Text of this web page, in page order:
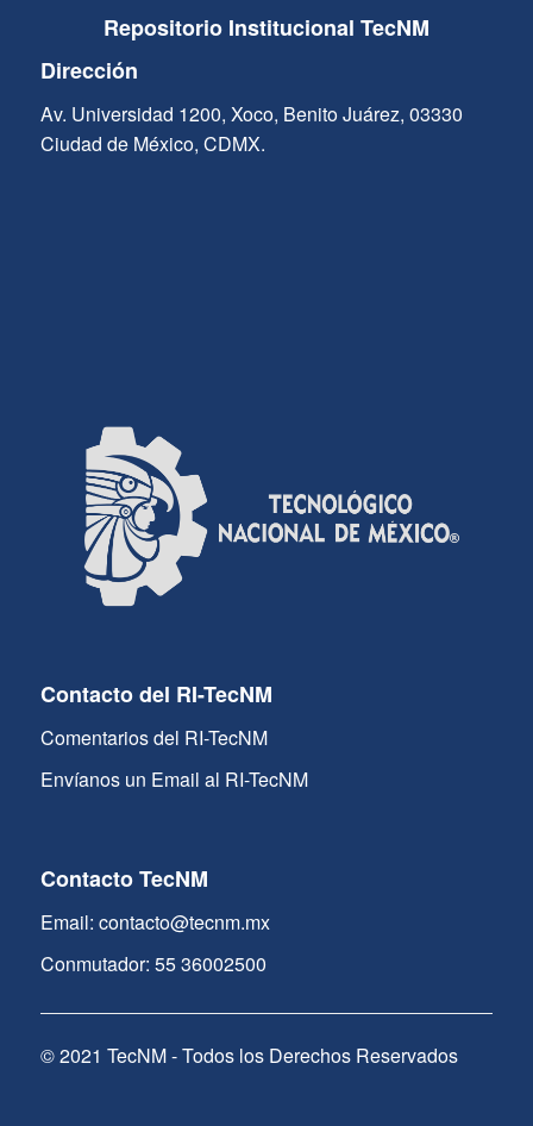
Repositorio Institucional TecNM
Dirección
Av. Universidad 1200, Xoco, Benito Juárez, 03330
Ciudad de México, CDMX.
Contacto del RI-TecNM
Comentarios del RI-TecNM
Envíanos un Email al RI-TecNM
Contacto TecNM
Email: contacto@tecnm.mx
Conmutador: 55 36002500
© 2021 TecNM - Todos los Derechos Reservados